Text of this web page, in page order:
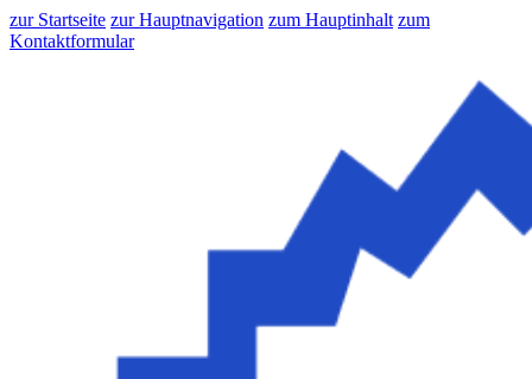
zur Startseite zur Hauptnavigation zum Hauptinhalt zum
Kontaktformular